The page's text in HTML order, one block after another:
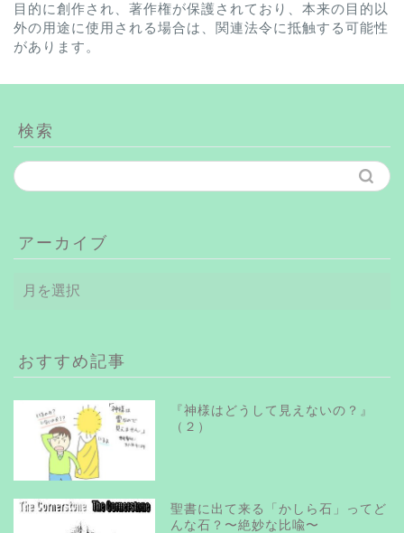
目的に創作され、著作権が保護されており、本来の目的以
外の用途に使用される場合は、関連法令に抵触する可能性
があります。
検索
アーカイブ
ー
ブ
おすすめ記事
『神様はどうして見えないの？』
（２）
聖書に出て来る「かしら石」ってど
んな石？〜絶妙な比喩〜